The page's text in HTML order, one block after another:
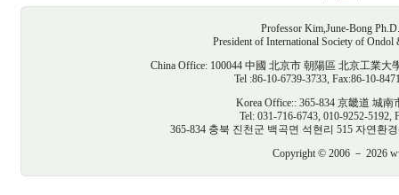
Professor Kim,June-Bong
President of International Society of Ondol
China Office: 100044 中國 北京市 朝陽區 北京工業
Tel :86-10-6739-3733, Fax:86-10-
Korea Office:: 365-834 京畿道 城
Tel: 031-716-6743, 010-9252-5192,
365-834 충북 진천군 백곡면 석현리 515 자연환경
Copyright © 2006 － 2026